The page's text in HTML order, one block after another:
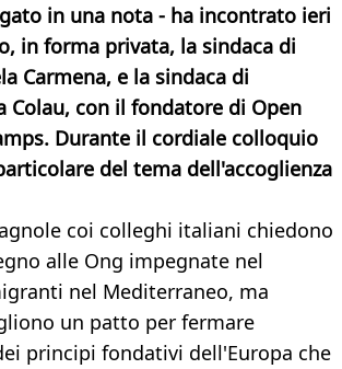
in una nota - ha incontrato ieri
in forma privata, la sindaca di
Carmena, e la sindaca di
Colau, con il fondatore di Open
Durante il cordiale colloquio
del tema dell'accoglienza
coi colleghi italiani chiedono
alle Ong impegnate nel
nel Mediterraneo, ma
un patto per fermare
principi fondativi dell'Europa che